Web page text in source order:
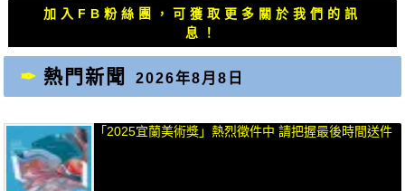
章：
加入FB粉絲團，可獲取更多關於我們的訊
息！
熱門新聞 2026年8月8日
「2025宜蘭美術獎」熱烈徵件中 請把握最後時間送件